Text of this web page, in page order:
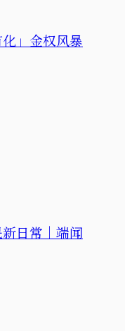
」金权风暴
日常｜端闻